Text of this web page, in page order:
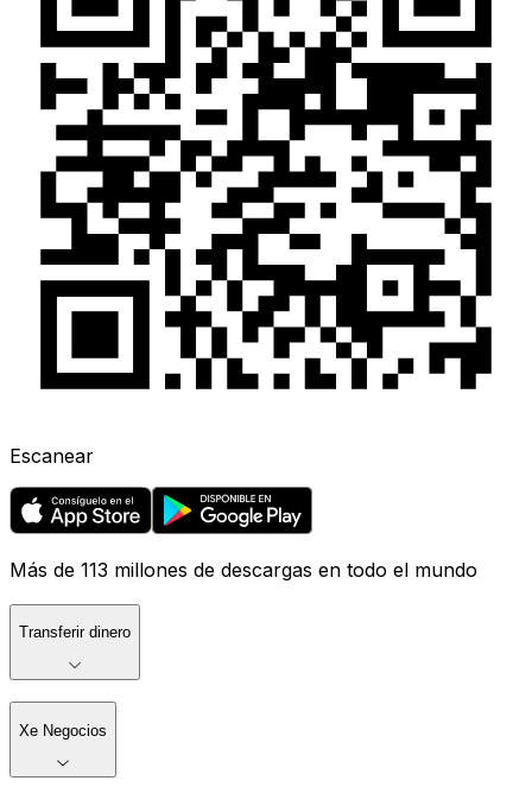
Escanear
Más de 113 millones de descargas en todo el mundo
Transferir dinero
Xe Negocios